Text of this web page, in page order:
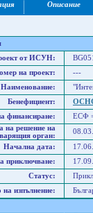
Описание
от ИСУН:
на проект:
---
Наименование:
Бенефициент:
финансиране:
ЕСФ
на решение на
орган:
Начална дата:
приключване:
Статус:
на изпълнение: